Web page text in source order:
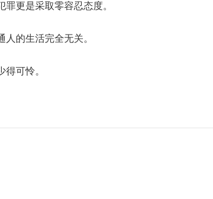
更是采取零容忍态度。
的生活完全无关。
可怜。